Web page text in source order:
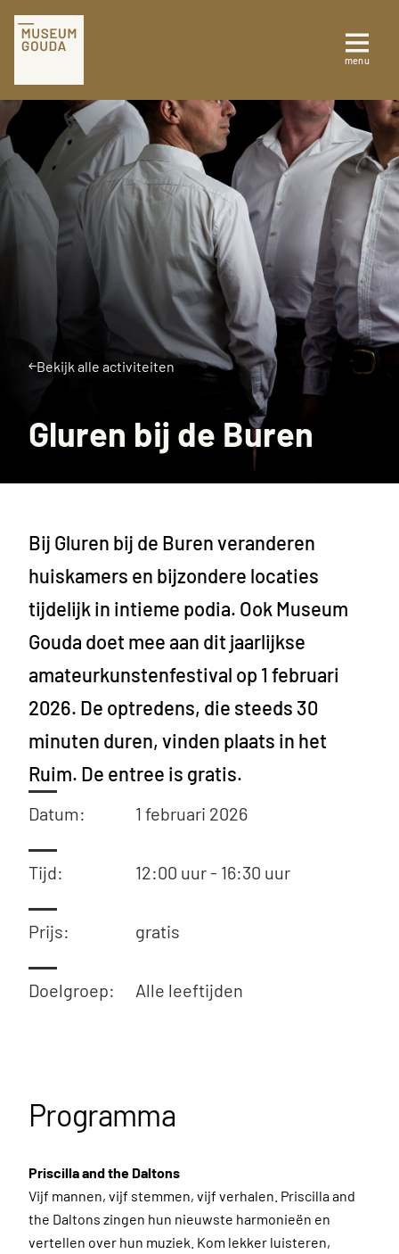
menu
Tickets
Sluiten
Plan je bezoek
Te zien en te doen
Collectie
Over Museum Gouda
Bekijk alle activiteiten
Gluren bij de Buren
Bij Gluren bij de Buren veranderen
huiskamers en bijzondere locaties
tijdelijk in intieme podia. Ook Museum
Gouda doet mee aan dit jaarlijkse
amateurkunstenfestival op 1 februari
2026. De optredens, die steeds 30
minuten duren, vinden plaats in het
Ruim. De entree is gratis.
Datum: 1 februari 2026
Tijd: 12:00 uur - 16:30 uur
Prijs: gratis
Doelgroep: Alle leeftijden
Programma
Priscilla and the Daltons
Vijf mannen, vijf stemmen, vijf verhalen. Priscilla and
the Daltons zingen hun nieuwste harmonieën en
vertellen over hun muziek. Kom lekker luisteren,